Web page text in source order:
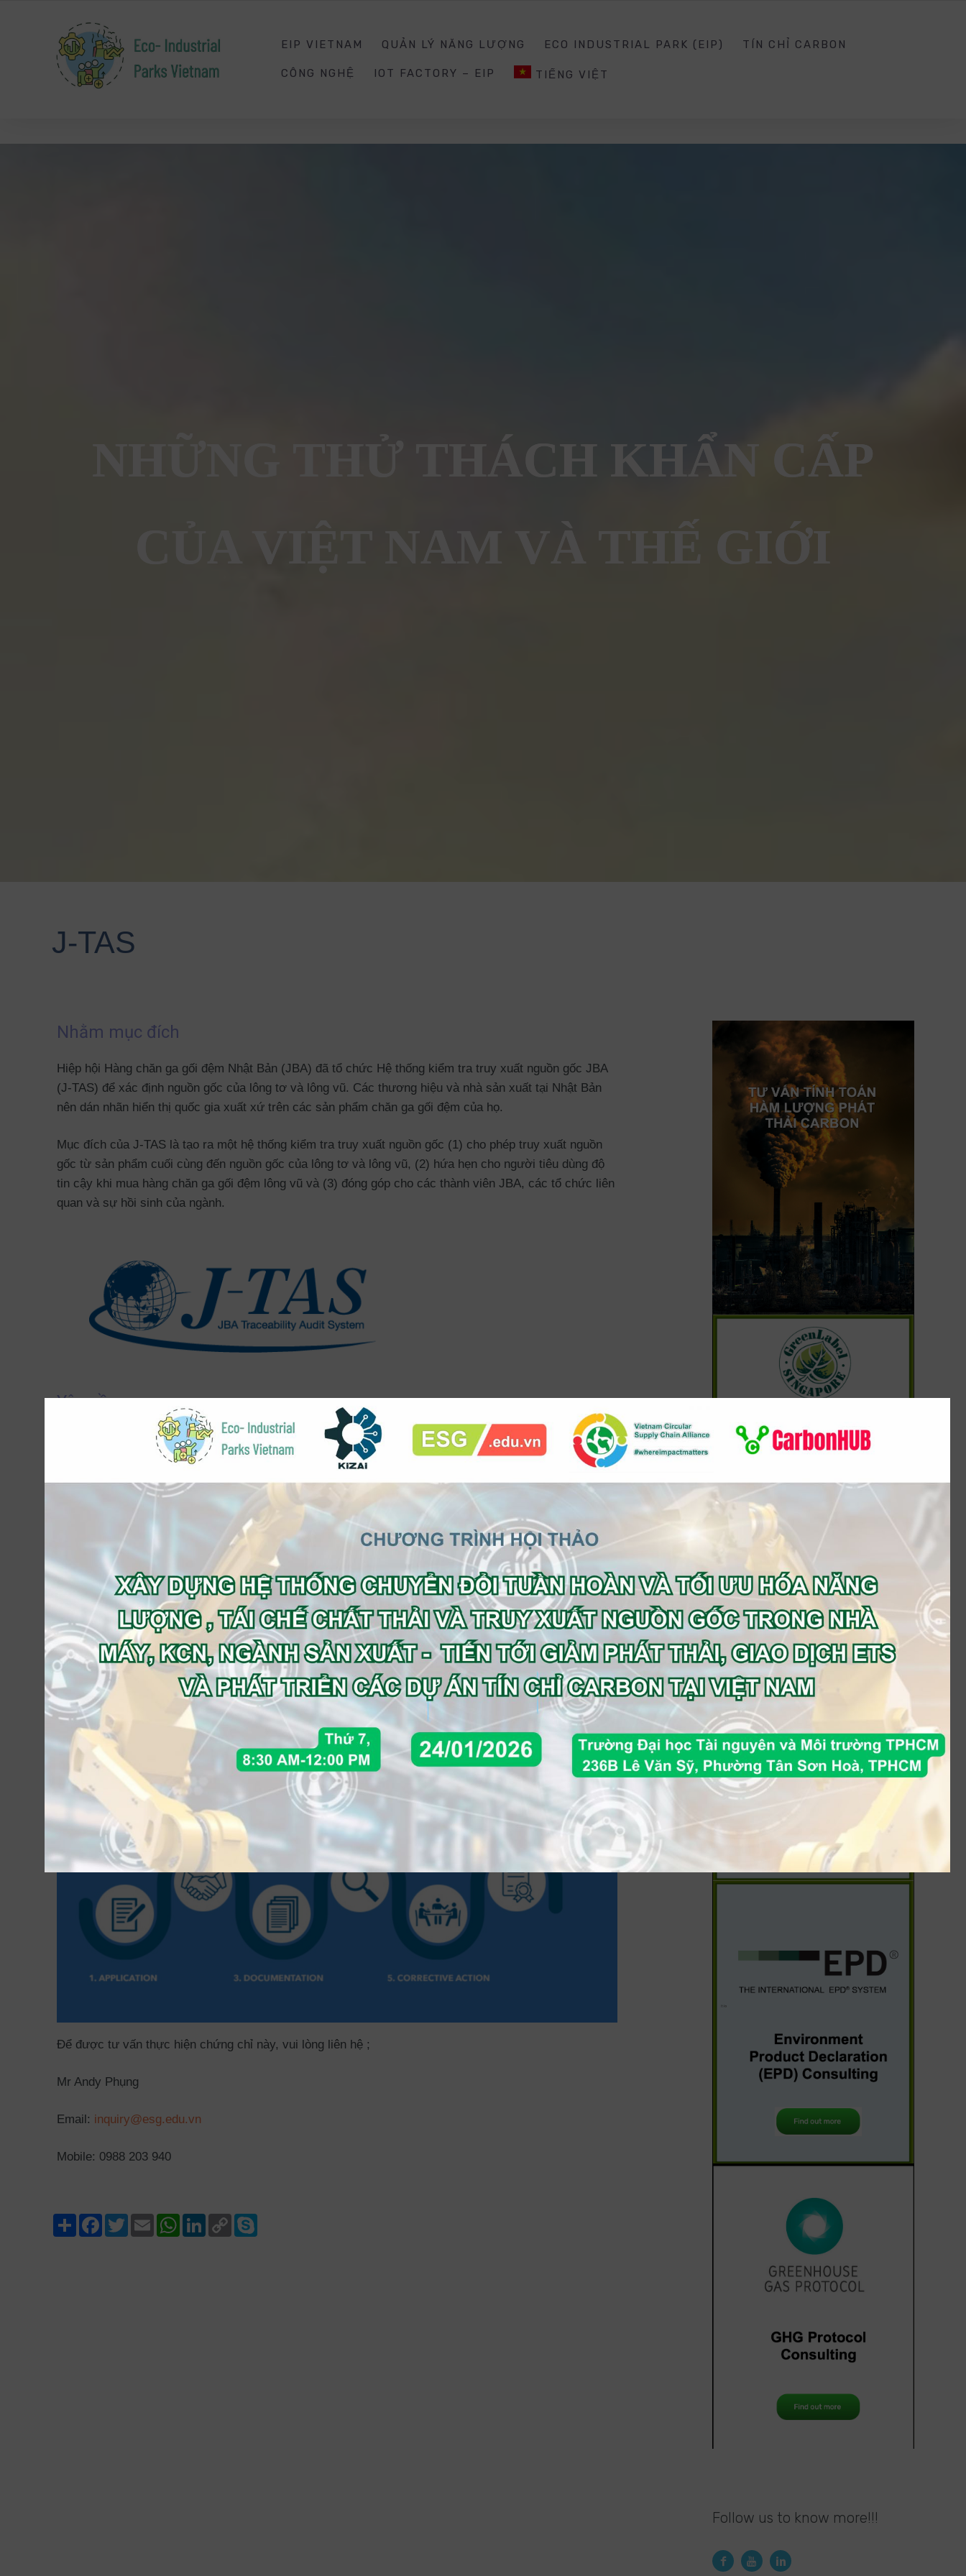
EIP VIETNAM QUẢN LÝ NĂNG LƯỢNG ECO INDUSTRIAL PARK (EIP) TÍN CHỈ CARBON
CÔNG NGHỆ IOT FACTORY – EIP TIẾNG VIỆT
NHỮNG THỬ THÁCH KHẨN CẤP
CỦA VIỆT NAM VÀ THẾ GIỚI
J-TAS
Nhằm mục đích
Hiệp hội Hàng chăn ga gối đệm Nhật Bản (JBA) đã tổ chức Hệ thống kiểm tra truy xuất nguồn gốc JBA
(J-TAS) để xác định nguồn gốc của lông tơ và lông vũ. Các thương hiệu và nhà sản xuất tại Nhật Bản
nên dán nhãn hiển thị quốc gia xuất xứ trên các sản phẩm chăn ga gối đệm của họ.
Mục đích của J-TAS là tạo ra một hệ thống kiểm tra truy xuất nguồn gốc (1) cho phép truy xuất nguồn
gốc từ sản phẩm cuối cùng đến nguồn gốc của lông tơ và lông vũ, (2) hứa hẹn cho người tiêu dùng độ
tin cậy khi mua hàng chăn ga gối đệm lông vũ và (3) đóng góp cho các thành viên JBA, các tổ chức liên
quan và sự hồi sinh của ngành.
Yêu cầu
Để nhận được sự chấp thuận của J-TAS yêu cầu hoàn thành quy trình sau:
J-TAS chỉ áp dụng cho các nhà sản xuất chăn ga gối đệm và các tổ chức khác liên quan đến
việc tìm nguồn cung ứng và chế biến lông vũ và lông vũ nguyên sinh.
Bên ngoài Nhật Bản, J-TAS có thể được áp dụng cho các nhà kinh doanh thu mua
nguyên liệu thô hoặc các nhà chế biến lông tơ và lông vũ.
Tại Nhật Bản, J-TAS có thể được áp dụng cho các nhà nhập khẩu, nhà sản xuất
các sản phẩm lông vũ và lông vũ hoặc nhà dán nhãn.
Chứng nhận: Sau khi thành lập thành viên của Hiệp hội J-TAS, phải tiến hành đánh giá theo tiêu
chuẩn J-TAS. IDFL là tổ chức duy nhất được ủy quyền thực hiện đánh giá J-TAS cho các tổ
chức bên ngoài Nhật Bản và sẽ tiến hành đánh giá theo quy trình được nêu dưới bảng này.
Xác nhận: Sau khi hoàn thành chứng nhận, công ty nộp đơn sẽ chuyển chứng chỉ và báo cáo đánh giá
cho hiệp hội J-TAS để xem xét và xác nhận lần cuối. Sau khi nhận được sự chấp thuận cuối cùng,
người nộp đơn sẽ được thêm vào danh sách các công ty được J-TAS phê duyệt.
Quy trình đánh giá và chứng nhận
Để được tư vấn thực hiện chứng chỉ này, vui lòng liên hệ ;
Mr Andy Phụng
Email: inquiry@esg.edu.vn
Mobile: 0988 203 940
ShareFacebook
TwitterEmail WhatsApp
LinkedIn
Copy
Link
Follow us to know more!!!